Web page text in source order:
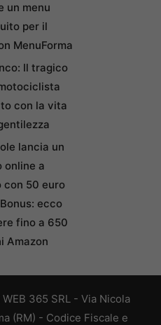
un menu
per il
MenuForma
Il tragico
con la vita
lancia un
online a
con 50 euro
ecco
fino a 650
Amazon
365 SRL - Via Nicola
(RM) - Codice Fiscale e